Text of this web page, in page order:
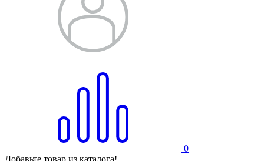
0
Добавьте товар из каталога!